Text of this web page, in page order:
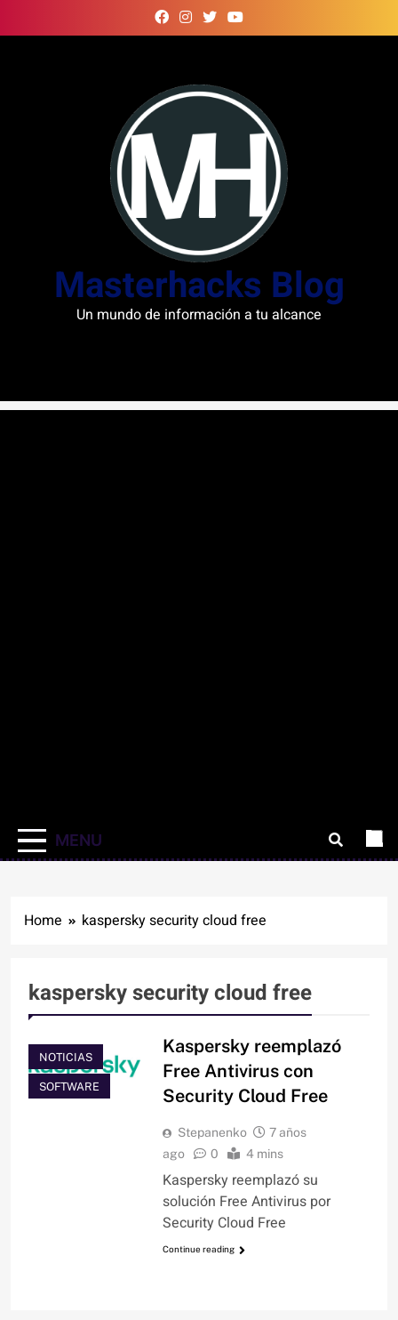
to
Masterhacks Blog
Un mundo de información a tu alcance
MENU
Home kaspersky security cloud free
kaspersky security cloud free
NOTICIAS
SOFTWARE
Kaspersky reemplazó
Free Antivirus con
Security Cloud Free
Stepanenko
7 años
ago
0 4 mins
Kaspersky reemplazó su
solución Free Antivirus por
Security Cloud Free
Continue reading